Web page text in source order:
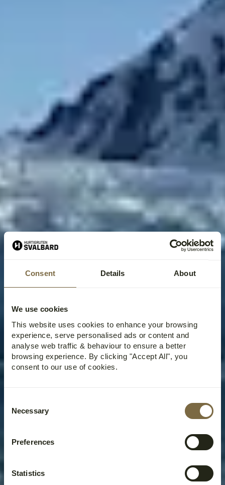
Consent Details About
We use cookies
This website uses cookies to enhance your browsing
experience, serve personalised ads or content and
analyse web traffic & behaviour to ensure a better
browsing experience. By clicking "Accept All", you
consent to our use of cookies.
Selection
Necessary
Preferences
Statistics